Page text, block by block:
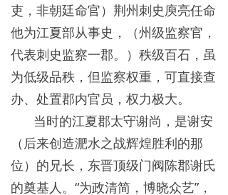
吏，非朝廷命官）荆州刺史庾亮任命
他为江夏部从事史，（州级监察官，
代表刺史监察一郡。）秩级百石，虽
为低级品秩，但监察权重，可直接查
办、处置郡内官员，权力极大。
当时的江夏郡太守谢尚，是谢安
（后来创造淝水之战辉煌胜利的那
位）的兄长，东晋顶级门阀陈郡谢氏
的奠基人。“为政清简，博晓众艺”，